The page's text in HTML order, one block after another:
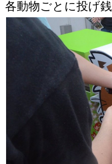
各動物ごとに投げ